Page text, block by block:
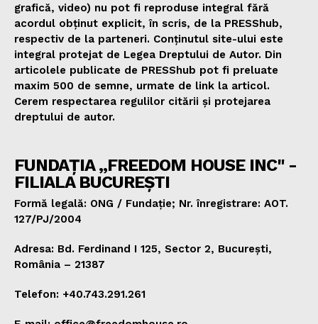
grafică, video) nu pot fi reproduse integral fără
acordul obținut explicit, în scris, de la PRESShub,
respectiv de la parteneri. Conținutul site-ului este
integral protejat de Legea Dreptului de Autor. Din
articolele publicate de PRESShub pot fi preluate
maxim 500 de semne, urmate de link la articol.
Cerem respectarea regulilor citării și protejarea
dreptului de autor.
FUNDAȚIA „FREEDOM HOUSE INC" -
FILIALA BUCUREȘTI
Formă legală: ONG / Fundație; Nr. înregistrare: AOT.
127/PJ/2004
Adresa: Bd. Ferdinand I 125, Sector 2, București,
România – 21387
Telefon: +40.743.291.261